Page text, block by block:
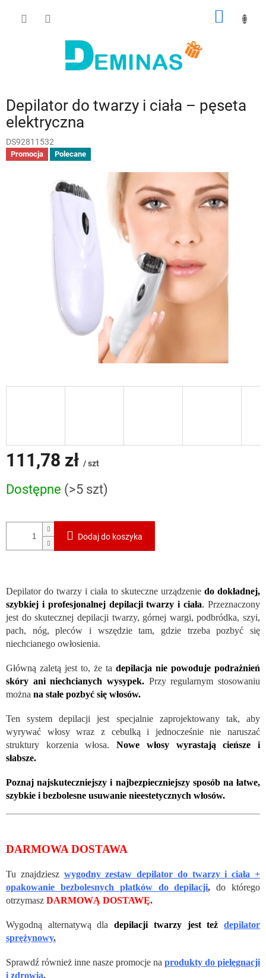
Depilator do twarzy i ciała – pęseta
elektryczna
DS92811532
Promocja Polecane
111,78 zł / szt
jednostkowa:
Dostępne (>5 szt)
Dodaj do koszyka
Depilator do twarzy i ciała to skuteczne urządzenie do dokładnej,
szybkiej i profesjonalnej depilacji twarzy i ciała. Przeznaczony
jest do skutecznej depilacji twarzy, górnej wargi, podbródka, szyi,
pach, nóg, pleców i wszędzie tam, gdzie trzeba pozbyć się
niechcianego owłosienia.
Główną zaletą jest to, że ta depilacja nie powoduje podrażnień
skóry ani niechcianych wysypek. Przy regularnym stosowaniu
można na stałe pozbyć się włosów.
Ten system depilacji jest specjalnie zaprojektowany tak, aby
wyrywać włosy wraz z cebulką i jednocześnie nie naruszać
struktury korzenia włosa.Nowe włosy wyrastają cieńsze i
słabsze.
Poznaj najskuteczniejszy i najbezpieczniejszy sposób na łatwe,
szybkie i bezbolesne usuwanie nieestetycznych włosów.
DARMOWA DOSTAWA
Tu znajdziesz wygodny zestaw depilator do twarzy i ciała +
opakowanie bezbolesnych płatków do depilacji, do którego
otrzymasz DARMOWĄ DOSTAWĘ.
Wygodną alternatywą dladepilacji twarzy jest też depilator
sprężynowy.
Sprawdź również inne nasze promocje na produkty do pielęgnacji
i zdrowia.